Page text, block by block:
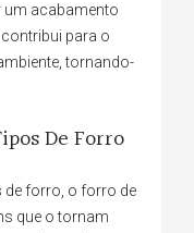
um acabamento
para o
tornando-
De Forro
forro, o forro de
que o tornam